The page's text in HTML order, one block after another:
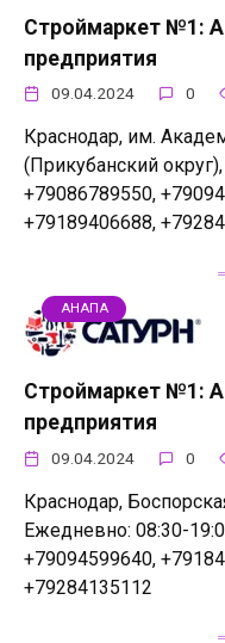
Строймаркет №1:
предприятия
09.04.2024 0
Краснодар, им.
(Прикубанский
+79086789550,
+79189406688,
АНАПА
Строймаркет №1:
предприятия
09.04.2024 0
Краснодар,
Ежедневно: 08:30-
+79094599640,
+79284135112